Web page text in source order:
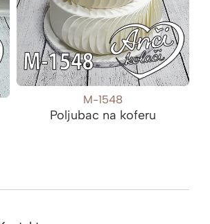
M-1548
Poljubac na koferu